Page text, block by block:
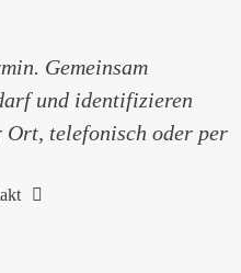
Gemeinsam
und identifizieren
Ort, telefonisch oder per